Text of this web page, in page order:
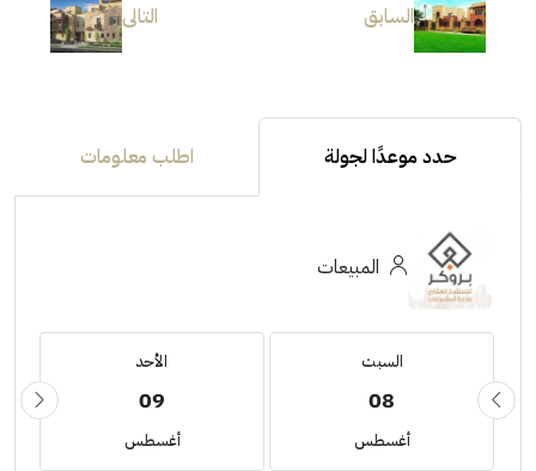
السابق التالى
حدد موعدًا لجولة اطلب معلومات
المبيعات
السبت
08
أغسطس
الأحد
09
أغسطس